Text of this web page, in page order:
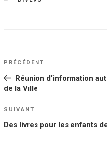
NAVIGATION
DE
L’ARTICLE
Article
PRÉCÉDENT
Réunion d’information
de la Ville
Article
SUIVANT
Des livres pour les enfants